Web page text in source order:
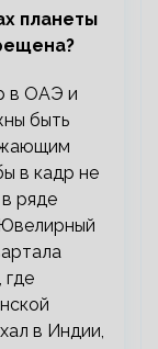
планеты
в ОАЭ и
быть
в кадр не
ряде
Ювелирный
где
в Индии,